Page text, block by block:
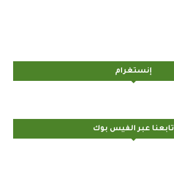
إنستغرام
تابعنا عبر الفيس بوك